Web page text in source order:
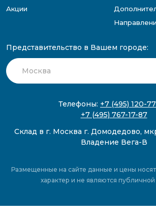
Акции
Представительство в Вашем городе:
Телефоны: +7 (495) 120-
+7 (495) 767-17-87
Склад в г. Москва г. Домодедово,
Владение Вега-В
Размещенные на сайте данные и цены
характер и не являются